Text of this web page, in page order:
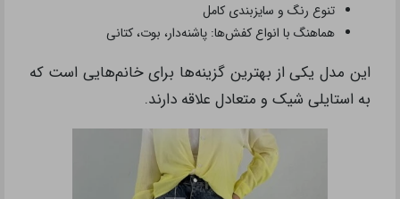
تنوع رنگ و سایزبندی کامل
هماهنگ با انواع کفش‌ها: پاشنه‌دار، بوت، کتانی
این مدل یکی از بهترین گزینه‌ها برای خانم‌هایی است که
به استایلی شیک و متعادل علاقه دارند.